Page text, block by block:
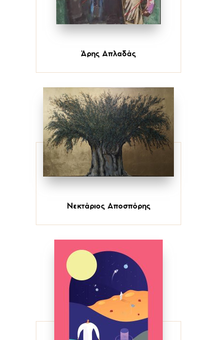
Άρης Απλαδάς
Νεκτάριος Αποσπόρης